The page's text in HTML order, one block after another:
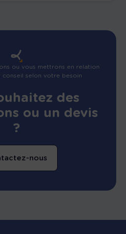
ou vous mettrons en relation
conseil selon votre besoin
des
ou un devis
?
nous